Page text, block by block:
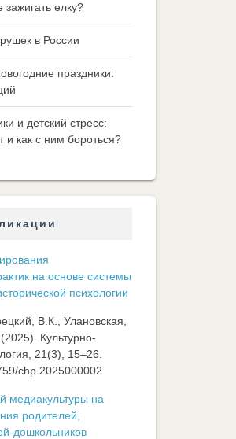
елку?
в России
праздники:
и детский стресс:
и как с ним бороться?
на основе системы
психологии
В.К., Улановская,
Культурно-
21(3), 15–26.
chp.2025000002
медиакультуры на
родителей,
дошкольников